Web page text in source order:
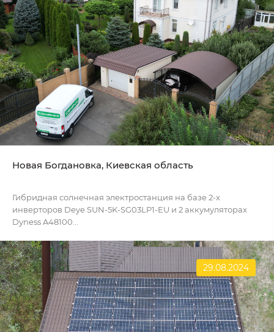
Новая Богдановка, Киевская область
Гибридная солнечная электростанция на базе 2-х
инверторов Deye SUN-5K-SG03LP1-EU и 2 аккумуляторах
Dyness A48100...
29.08.2024